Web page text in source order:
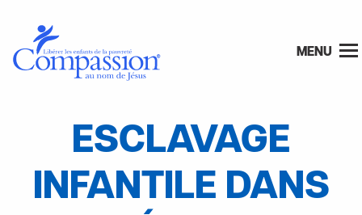
MENU
ESCLAVAGE
INFANTILE DANS